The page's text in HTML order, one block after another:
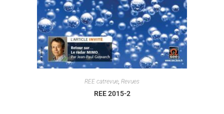
REE catrevue Revues
REE 2015-2